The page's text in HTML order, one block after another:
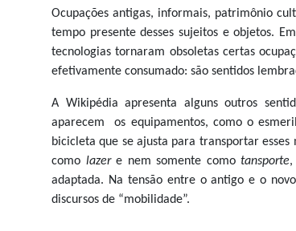
Ocupações antigas, informais, patrimônio
tempo presente desses sujeitos e objetos.
tecnologias tornaram obsoletas certas
efetivamente consumado: são sentidos
A Wikipédia apresenta alguns outros
aparecem os equipamentos, como o
bicicleta que se ajusta para transportar
como lazere nem somente comotansporte,
adaptada. Na tensão entre o antigo e o
discursos de “mobilidade”.